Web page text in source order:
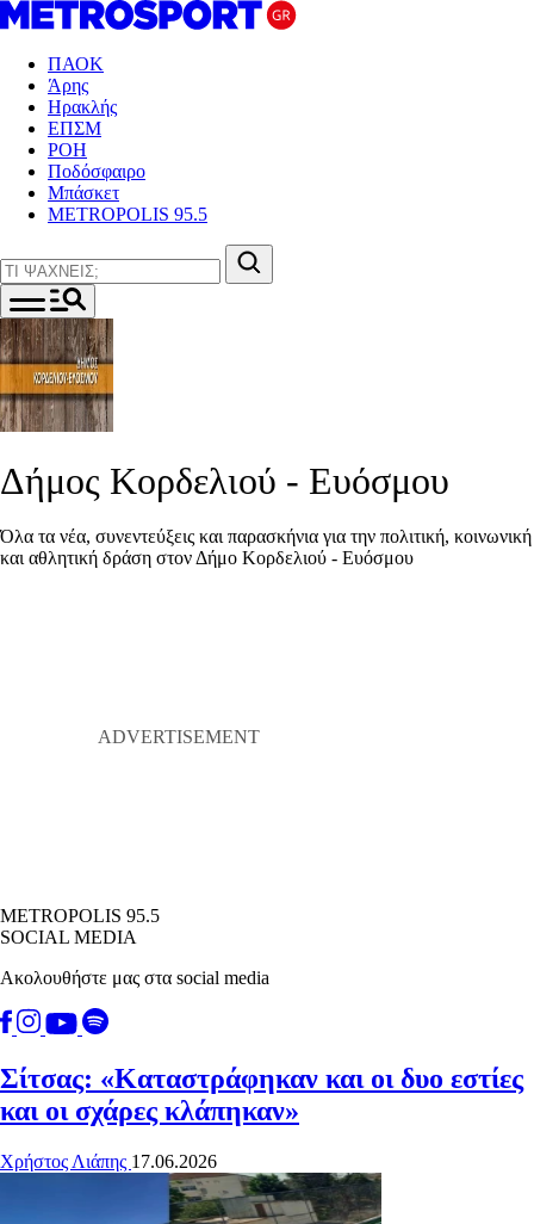
ΠΑΟΚ
Άρης
Ηρακλής
ΕΠΣΜ
ΡΟΗ
Ποδόσφαιρο
Μπάσκετ
METROPOLIS 95.5
Δήμος Κορδελιού - Ευόσμου
Όλα τα νέα, συνεντεύξεις και παρασκήνια για την πολιτική, κοινωνική
και αθλητική δράση στον Δήμο Κορδελιού - Ευόσμου
METROPOLIS 95.5
SOCIAL MEDIA
Ακολουθήστε μας στα social media
Σίτσας: «Καταστράφηκαν και οι δυο εστίες
και οι σχάρες κλάπηκαν»
Χρήστος Λιάπης 17.06.2026